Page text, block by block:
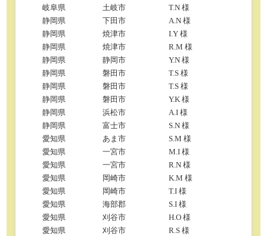
岐阜県
土岐市
T.N 様
静岡県
下田市
A.N 様
静岡県
焼津市
I.Y 様
静岡県
焼津市
R.M 様
静岡県
静岡市
Y.N 様
静岡県
磐田市
T.S 様
静岡県
磐田市
T.S 様
静岡県
磐田市
Y.K 様
静岡県
浜松市
A.I 様
静岡県
富士市
S.N 様
愛知県
あま市
S.M 様
愛知県
一宮市
M.I 様
愛知県
一宮市
R.N 様
愛知県
岡崎市
K.M 様
愛知県
岡崎市
T.I 様
愛知県
海部郡
S.I 様
愛知県
刈谷市
H.O 様
愛知県
刈谷市
R.S 様